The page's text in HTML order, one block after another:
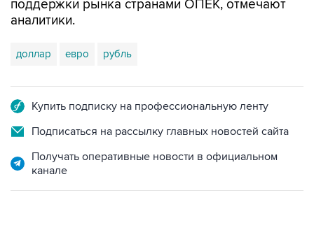
доллар евро
Подписаться на рассылку главных новостей сайта
Получать оперативные новости в официальном